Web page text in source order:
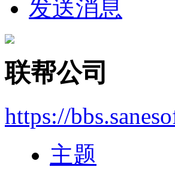
发送消息
联帮公司
https://
主题